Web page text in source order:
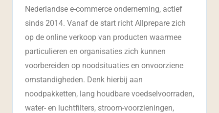
Nederlandse e-commerce onderneming, actief
sinds 2014. Vanaf de start richt Allprepare zich
op de online verkoop van producten waarmee
particulieren en organisaties zich kunnen
voorbereiden op noodsituaties en onvoorziene
omstandigheden. Denk hierbij aan
noodpakketten, lang houdbare voedselvoorraden,
water- en luchtfilters, stroom-voorzieningen,